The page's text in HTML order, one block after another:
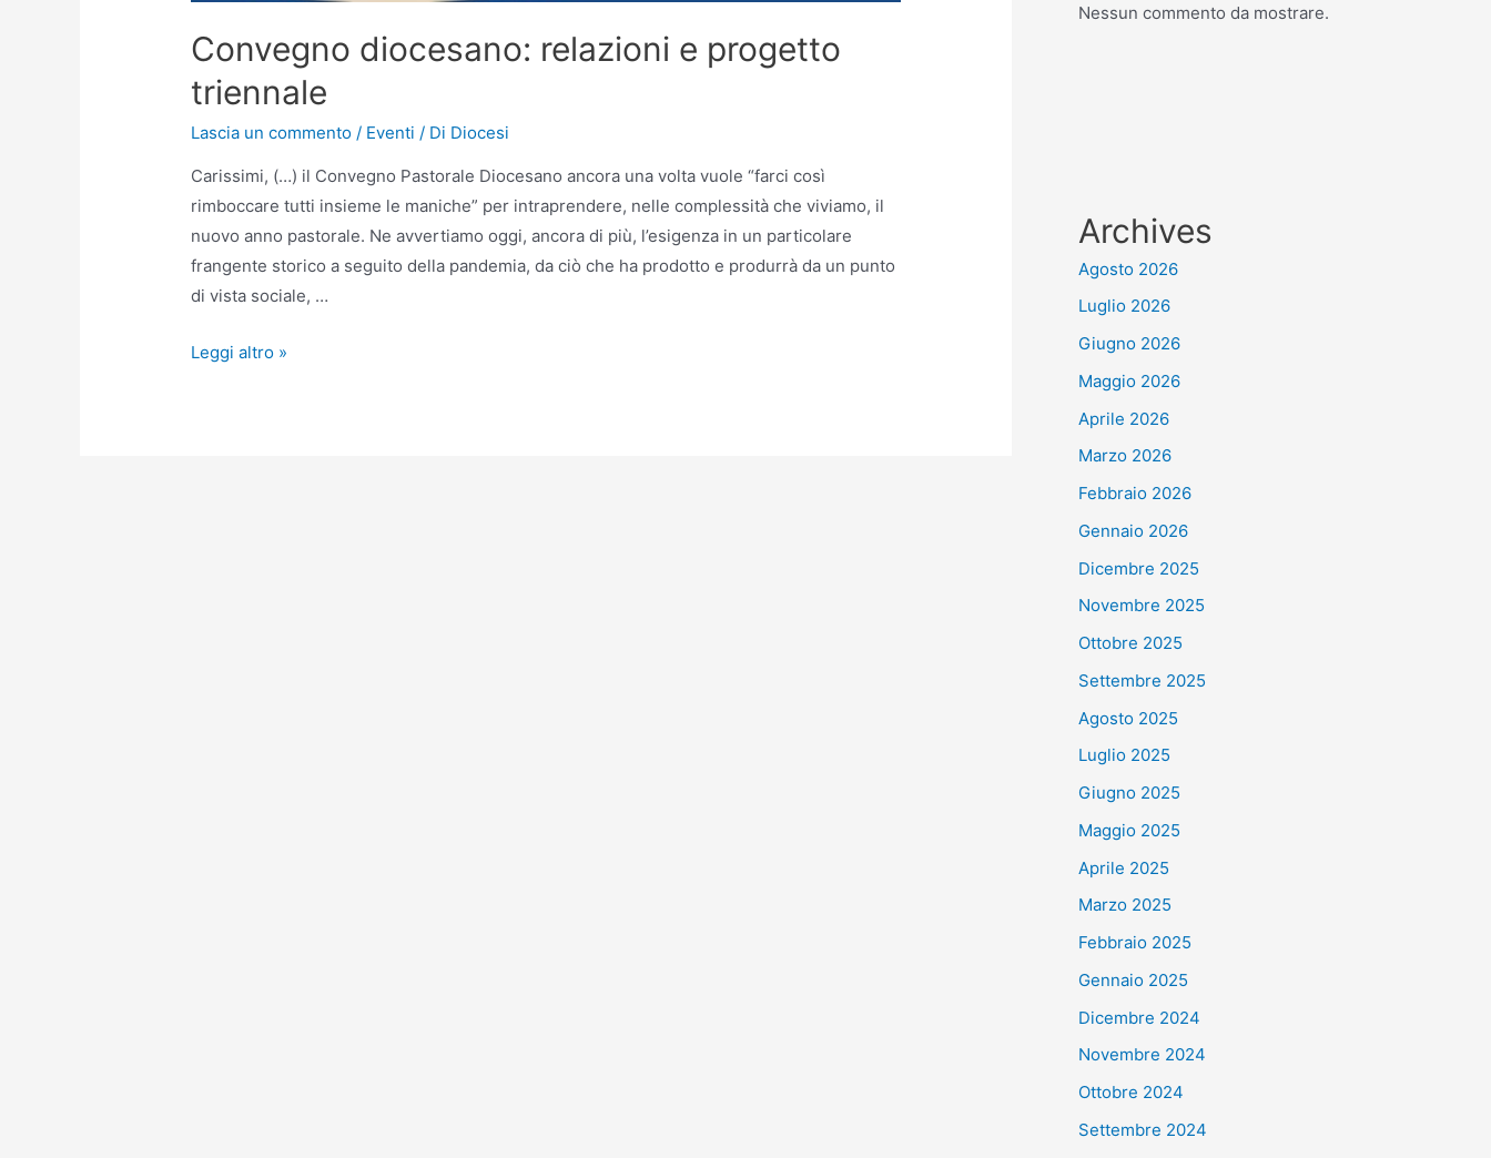
Convegno diocesano: relazioni e progetto
triennale
Lascia un commento / Eventi / Di Diocesi
Carissimi, (…) il Convegno Pastorale Diocesano ancora una volta vuole “farci così
rimboccare tutti insieme le maniche” per intraprendere, nelle complessità che viviamo, il
nuovo anno pastorale. Ne avvertiamo oggi, ancora di più, l’esigenza in un particolare
frangente storico a seguito della pandemia, da ciò che ha prodotto e produrrà da un punto
di vista sociale, …
Leggi altro »
Nessun commento da mostrare.
Archives
Agosto 2026
Luglio 2026
Giugno 2026
Maggio 2026
Aprile 2026
Marzo 2026
Febbraio 2026
Gennaio 2026
Dicembre 2025
Novembre 2025
Ottobre 2025
Settembre 2025
Agosto 2025
Luglio 2025
Giugno 2025
Maggio 2025
Aprile 2025
Marzo 2025
Febbraio 2025
Gennaio 2025
Dicembre 2024
Novembre 2024
Ottobre 2024
Settembre 2024